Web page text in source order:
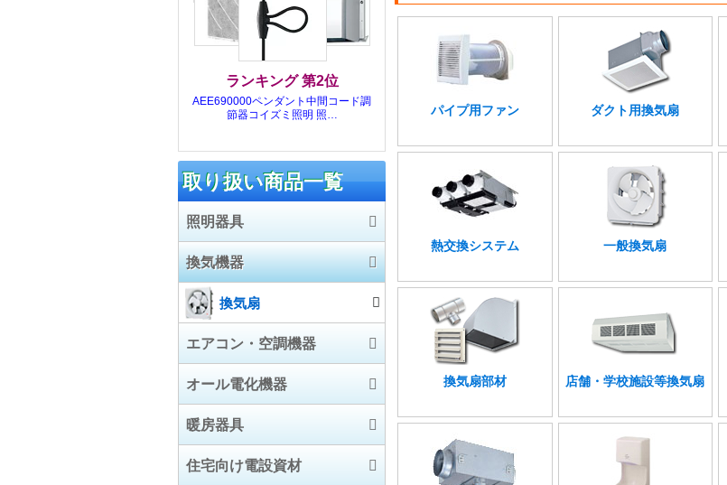
パイプ用ファン ダクト用換気扇
熱交換システム 一般換気扇
換気扇部材 店舗・学校施設等換気扇
取り扱い商品一覧
照明器具
LED照明器具
照明器具
施設照明
電球/ランプ
換気機器
換気扇
エアコン・空調機器
業務用エアコン
ハウジングエアコン
ルームエアコン
オール電化機器
エコキュート
電気温水器
暖房器具
暖房器具
住宅向け電設資材